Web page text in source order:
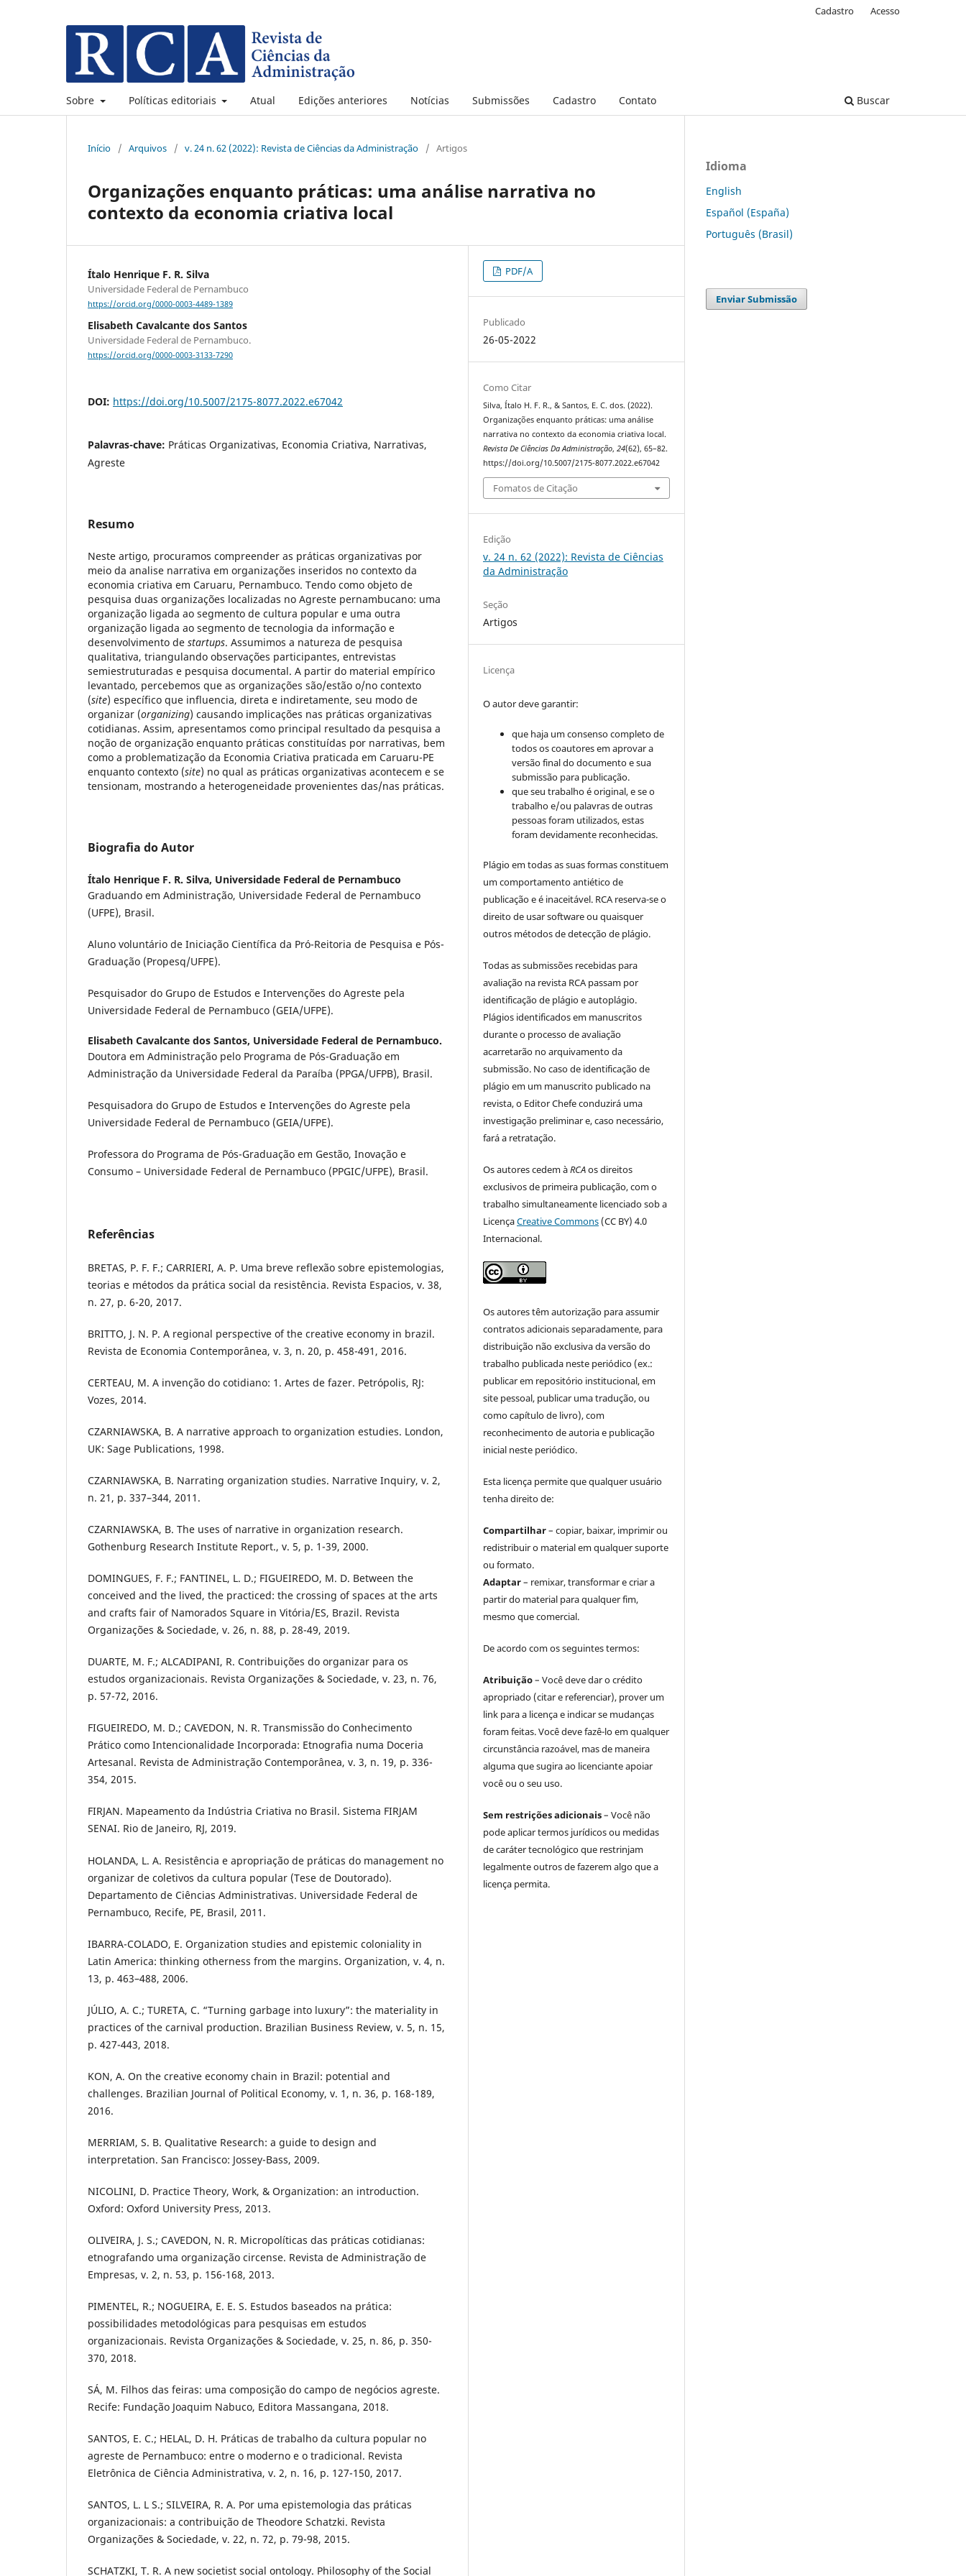
Sobre Políticas editoriais Atual Edições anteriores Notícias Submissões Cadastro Contato Buscar
Cadastro Acesso
Início / Arquivos / v. 24 n. 62 (2022): Revista de Ciências da Administração / Artigos
Organizações enquanto práticas: uma análise narrativa no
contexto da economia criativa local
Ítalo Henrique F. R. Silva
Universidade Federal de Pernambuco
https://orcid.org/0000-0003-4489-1389
Elisabeth Cavalcante dos Santos
Universidade Federal de Pernambuco.
https://orcid.org/0000-0003-3133-7290
DOI: https://doi.org/10.5007/2175-8077.2022.e67042
Palavras-chave: Práticas Organizativas, Economia Criativa, Narrativas,
Agreste
Resumo
Neste artigo, procuramos compreender as práticas organizativas por
meio da analise narrativa em organizações inseridos no contexto da
economia criativa em Caruaru, Pernambuco. Tendo como objeto de
pesquisa duas organizações localizadas no Agreste pernambucano: uma
organização ligada ao segmento de cultura popular e uma outra
organização ligada ao segmento de tecnologia da informação e
desenvolvimento de startups. Assumimos a natureza de pesquisa
qualitativa, triangulando observações participantes, entrevistas
semiestruturadas e pesquisa documental. A partir do material empírico
levantado, percebemos que as organizações são/estão o/no contexto
(site) específico que influencia, direta e indiretamente, seu modo de
organizar (organizing) causando implicações nas práticas organizativas
cotidianas. Assim, apresentamos como principal resultado da pesquisa a
noção de organização enquanto práticas constituídas por narrativas, bem
como a problematização da Economia Criativa praticada em Caruaru-PE
enquanto contexto (site) no qual as práticas organizativas acontecem e se
tensionam, mostrando a heterogeneidade provenientes das/nas práticas.
Biografia do Autor
Ítalo Henrique F. R. Silva, Universidade Federal de Pernambuco
Graduando em Administração, Universidade Federal de Pernambuco
(UFPE), Brasil.
Aluno voluntário de Iniciação Científica da Pró-Reitoria de Pesquisa e Pós-
Graduação (Propesq/UFPE).
Pesquisador do Grupo de Estudos e Intervenções do Agreste pela
Universidade Federal de Pernambuco (GEIA/UFPE).
Elisabeth Cavalcante dos Santos, Universidade Federal de Pernambuco.
Doutora em Administração pelo Programa de Pós-Graduação em
Administração da Universidade Federal da Paraíba (PPGA/UFPB), Brasil.
Pesquisadora do Grupo de Estudos e Intervenções do Agreste pela
Universidade Federal de Pernambuco (GEIA/UFPE).
Professora do Programa de Pós-Graduação em Gestão, Inovação e
Consumo – Universidade Federal de Pernambuco (PPGIC/UFPE), Brasil.
Referências
BRETAS, P. F. F.; CARRIERI, A. P. Uma breve reflexão sobre epistemologias,
teorias e métodos da prática social da resistência. Revista Espacios, v. 38,
n. 27, p. 6-20, 2017.
BRITTO, J. N. P. A regional perspective of the creative economy in brazil.
Revista de Economia Contemporânea, v. 3, n. 20, p. 458-491, 2016.
CERTEAU, M. A invenção do cotidiano: 1. Artes de fazer. Petrópolis, RJ:
Vozes, 2014.
CZARNIAWSKA, B. A narrative approach to organization estudies. London,
UK: Sage Publications, 1998.
CZARNIAWSKA, B. Narrating organization studies. Narrative Inquiry, v. 2,
n. 21, p. 337–344, 2011.
CZARNIAWSKA, B. The uses of narrative in organization research.
Gothenburg Research Institute Report., v. 5, p. 1-39, 2000.
DOMINGUES, F. F.; FANTINEL, L. D.; FIGUEIREDO, M. D. Between the
conceived and the lived, the practiced: the crossing of spaces at the arts
and crafts fair of Namorados Square in Vitória/ES, Brazil. Revista
Organizações & Sociedade, v. 26, n. 88, p. 28-49, 2019.
DUARTE, M. F.; ALCADIPANI, R. Contribuições do organizar para os
estudos organizacionais. Revista Organizações & Sociedade, v. 23, n. 76,
p. 57-72, 2016.
FIGUEIREDO, M. D.; CAVEDON, N. R. Transmissão do Conhecimento
Prático como Intencionalidade Incorporada: Etnografia numa Doceria
Artesanal. Revista de Administração Contemporânea, v. 3, n. 19, p. 336-
354, 2015.
FIRJAN. Mapeamento da Indústria Criativa no Brasil. Sistema FIRJAM
SENAI. Rio de Janeiro, RJ, 2019.
HOLANDA, L. A. Resistência e apropriação de práticas do management no
organizar de coletivos da cultura popular (Tese de Doutorado).
Departamento de Ciências Administrativas. Universidade Federal de
Pernambuco, Recife, PE, Brasil, 2011.
IBARRA-COLADO, E. Organization studies and epistemic coloniality in
Latin America: thinking otherness from the margins. Organization, v. 4, n.
13, p. 463–488, 2006.
JÚLIO, A. C.; TURETA, C. “Turning garbage into luxury”: the materiality in
practices of the carnival production. Brazilian Business Review, v. 5, n. 15,
p. 427-443, 2018.
KON, A. On the creative economy chain in Brazil: potential and
challenges. Brazilian Journal of Political Economy, v. 1, n. 36, p. 168-189,
2016.
MERRIAM, S. B. Qualitative Research: a guide to design and
interpretation. San Francisco: Jossey-Bass, 2009.
NICOLINI, D. Practice Theory, Work, & Organization: an introduction.
Oxford: Oxford University Press, 2013.
OLIVEIRA, J. S.; CAVEDON, N. R. Micropolíticas das práticas cotidianas:
etnografando uma organização circense. Revista de Administração de
Empresas, v. 2, n. 53, p. 156-168, 2013.
PIMENTEL, R.; NOGUEIRA, E. E. S. Estudos baseados na prática:
possibilidades metodológicas para pesquisas em estudos
organizacionais. Revista Organizações & Sociedade, v. 25, n. 86, p. 350-
370, 2018.
SÁ, M. Filhos das feiras: uma composição do campo de negócios agreste.
Recife: Fundação Joaquim Nabuco, Editora Massangana, 2018.
SANTOS, E. C.; HELAL, D. H. Práticas de trabalho da cultura popular no
agreste de Pernambuco: entre o moderno e o tradicional. Revista
Eletrônica de Ciência Administrativa, v. 2, n. 16, p. 127-150, 2017.
SANTOS, L. L S.; SILVEIRA, R. A. Por uma epistemologia das práticas
organizacionais: a contribuição de Theodore Schatzki. Revista
Organizações & Sociedade, v. 22, n. 72, p. 79-98, 2015.
SCHATZKI, T. R. A new societist social ontology. Philosophy of the Social
PDF/A
Publicado
26-05-2022
Como Citar
Silva, Ítalo H. F. R., & Santos, E. C. dos. (2022).
Organizações enquanto práticas: uma análise
narrativa no contexto da economia criativa local.
Revista De Ciências Da Administração,24(62), 65–82.
https://doi.org/10.5007/2175-8077.2022.e67042
Fomatos de Citação
Edição
v. 24 n. 62 (2022): Revista de Ciências
da Administração
Seção
Artigos
Licença
O autor deve garantir:
que haja um consenso completo de
todos os coautores em aprovar a
versão final do documento e sua
submissão para publicação.
que seu trabalho é original, e se o
trabalho e/ou palavras de outras
pessoas foram utilizados, estas
foram devidamente reconhecidas.
Plágio em todas as suas formas constituem
um comportamento antiético de
publicação e é inaceitável. RCA reserva-se o
direito de usar software ou quaisquer
outros métodos de detecção de plágio.
Todas as submissões recebidas para
avaliação na revista RCA passam por
identificação de plágio e autoplágio.
Plágios identificados em manuscritos
durante o processo de avaliação
acarretarão no arquivamento da
submissão. No caso de identificação de
plágio em um manuscrito publicado na
revista, o Editor Chefe conduzirá uma
investigação preliminar e, caso necessário,
fará a retratação.
Os autores cedem àRCAos direitos
exclusivos de primeira publicação, com o
trabalho simultaneamente licenciado sob a
LicençaCreative Commons (CC BY) 4.0
Internacional.
Os autores têm autorização para assumir
contratos adicionais separadamente, para
distribuição não exclusiva da versão do
trabalho publicada neste periódico (ex.:
publicar em repositório institucional, em
site pessoal, publicar uma tradução, ou
como capítulo de livro), com
reconhecimento de autoria e publicação
inicial neste periódico.
Esta licença permite que qualquer usuário
tenha direito de:
Compartilhar– copiar, baixar, imprimir ou
redistribuir o material em qualquer suporte
ou formato.
Adaptar– remixar, transformar e criar a
partir do material para qualquer fim,
mesmo que comercial.
De acordo com os seguintes termos:
Atribuição– Você deve dar o crédito
apropriado (citar e referenciar), prover um
link para a licença e indicar se mudanças
foram feitas. Você deve fazê-lo em qualquer
circunstância razoável, mas de maneira
alguma que sugira ao licenciante apoiar
você ou o seu uso.
Sem restrições adicionais– Você não
pode aplicar termos jurídicos ou medidas
de caráter tecnológico que restrinjam
legalmente outros de fazerem algo que a
licença permita.
Idioma
English
Español (España)
Português (Brasil)
Enviar Submissão